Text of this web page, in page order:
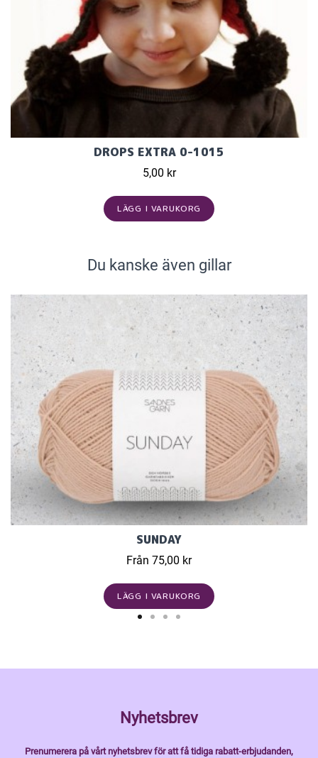
DROPS EXTRA 0-1015
5,00 kr
LÄGG I VARUKORG
Du kanske även gillar
SUNDAY
Från 75,00 kr
LÄGG I VARUKORG
Nyhetsbrev
Prenumerera på vårt nyhetsbrev för att få tidiga rabatt-erbjudanden,